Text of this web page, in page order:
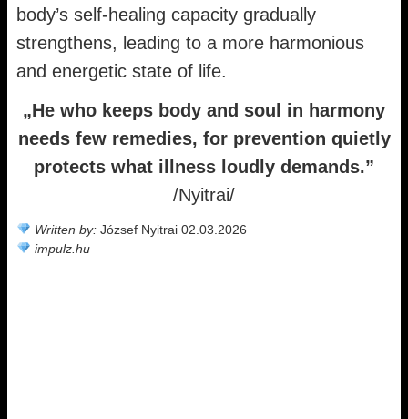
body’s self-healing capacity gradually
strengthens, leading to a more harmonious
and energetic state of life.
„He who keeps body and soul in harmony
needs few remedies, for prevention quietly
protects what illness loudly demands.”
/Nyitrai/
Written by:József Nyitrai 02.03.2026
impulz.hu